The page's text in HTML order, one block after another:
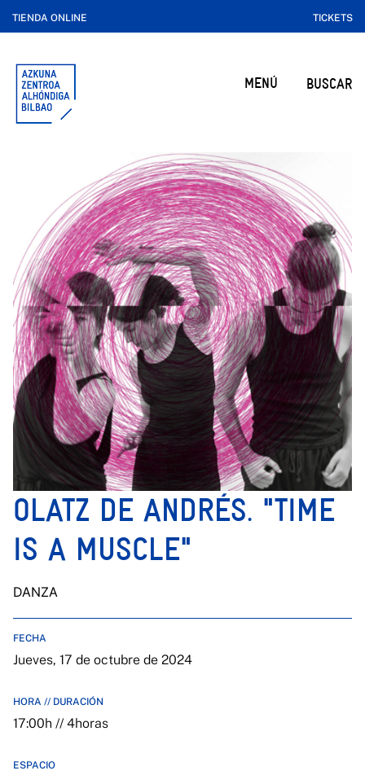
TIENDA ONLINE TICKETS
MENÚ BUSCAR
OLATZ DE ANDRÉS. "TIME
IS A MUSCLE"
DANZA
FECHA
Jueves, 17 de octubre de 2024
HORA // DURACIÓN
17:00h // 4horas
ESPACIO